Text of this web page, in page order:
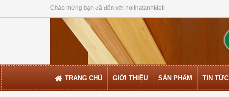
Chào mừng bạn đã đến với noithatanhkiet!
TRANG CHỦ GIỚI THIỆU SẢN PHẨM TIN TỨC